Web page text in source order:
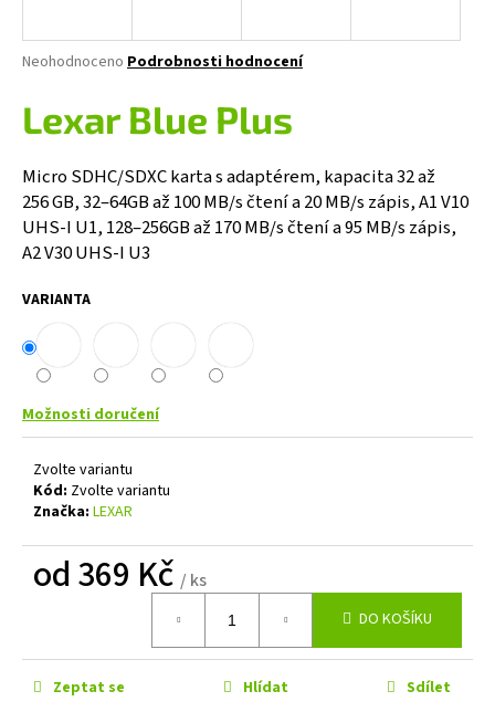
Průměrné
produktu
je
z
5
hvězdiček.
Neohodnoceno Podrobnosti hodnocení
Lexar Blue Plus
Micro SDHC/SDXC karta s adaptérem, kapacita 32 až
256 GB, 32–64GB až 100 MB/s čtení a 20 MB/s zápis, A1 V10
UHS-I U1, 128–256GB až 170 MB/s čtení a 95 MB/s zápis,
A2 V30 UHS-I U3
VARIANTA
Možnosti doručení
Zvolte variantu
Kód: Zvolte variantu
Značka: LEXAR
od369 Kč / ks
DO KOŠÍKU
Zeptat se Hlídat Sdílet
j
t
?
HLEDAT
D
o
u
u
j
MACROM
T1003DAB